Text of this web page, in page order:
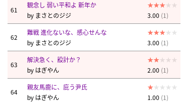
61
観念し 弱い平和よ 新年か
by まさとのジジ 3.00 (1)
62
難戦 進化ないな、感心せんな
by まさとのジジ 3.00 (1)
63
解決急く、設計か？
by はぎやん 2.00 (1)
64
親友馬鹿に、庇う尹氏
by はぎやん 1.00 (1)